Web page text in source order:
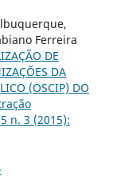
Ferreira
DE
DA
(OSCIP) DO
n. 3 (2015):